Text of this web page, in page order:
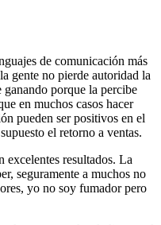
de comunicación más
gente no pierde autoridad la
porque la percibe
en muchos casos hacer
pueden ser positivos en el
el retorno a ventas.
excelentes resultados. La
seguramente a muchos no
yo no soy fumador pero